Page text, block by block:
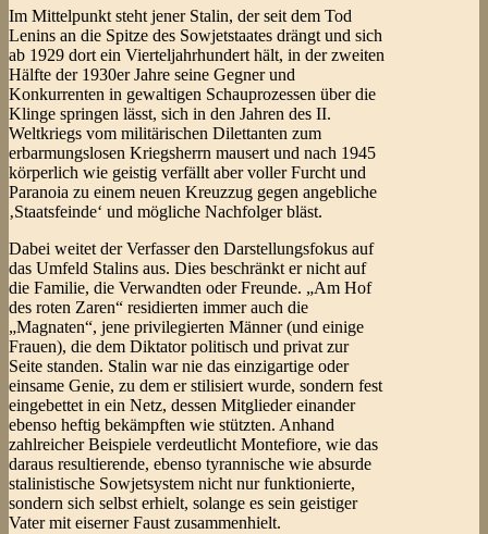
Im Mittelpunkt steht jener Stalin, der seit dem Tod
Lenins an die Spitze des Sowjetstaates drängt und sich
ab 1929 dort ein Vierteljahrhundert hält, in der zweiten
Hälfte der 1930er Jahre seine Gegner und
Konkurrenten in gewaltigen Schauprozessen über die
Klinge springen lässt, sich in den Jahren des II.
Weltkriegs vom militärischen Dilettanten zum
erbarmungslosen Kriegsherrn mausert und nach 1945
körperlich wie geistig verfällt aber voller Furcht und
Paranoia zu einem neuen Kreuzzug gegen angebliche
‚Staatsfeinde‘ und mögliche Nachfolger bläst.
Dabei weitet der Verfasser den Darstellungsfokus auf
das Umfeld Stalins aus. Dies beschränkt er nicht auf
die Familie, die Verwandten oder Freunde. „Am Hof
des roten Zaren“ residierten immer auch die
„Magnaten“, jene privilegierten Männer (und einige
Frauen), die dem Diktator politisch und privat zur
Seite standen. Stalin war nie das einzigartige oder
einsame Genie, zu dem er stilisiert wurde, sondern fest
eingebettet in ein Netz, dessen Mitglieder einander
ebenso heftig bekämpften wie stützten. Anhand
zahlreicher Beispiele verdeutlicht Montefiore, wie das
daraus resultierende, ebenso tyrannische wie absurde
stalinistische Sowjetsystem nicht nur funktionierte,
sondern sich selbst erhielt, solange es sein geistiger
Vater mit eiserner Faust zusammenhielt.